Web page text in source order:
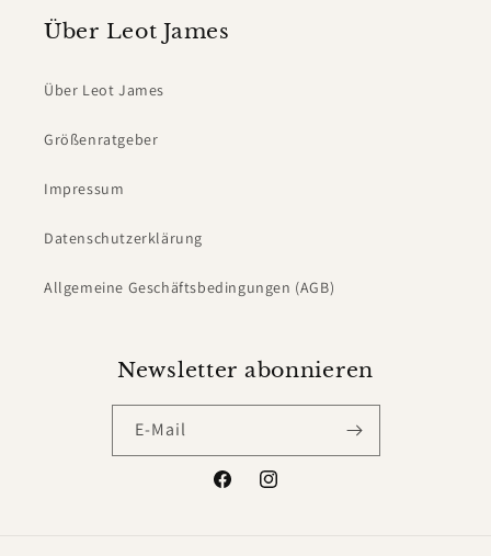
Über Leot James
Über Leot James
Größenratgeber
Impressum
Datenschutzerklärung
Allgemeine Geschäftsbedingungen (AGB)
Newsletter abonnieren
E-Mail
FacebookInstagram